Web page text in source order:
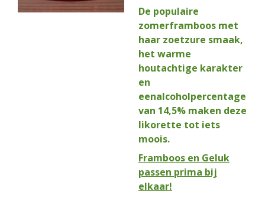
De populaire
zomerframboos met
haar zoetzure smaak,
het warme
houtachtige karakter
en
eenalcoholpercentage
van 14,5% maken deze
likorette tot iets
moois.
Framboos en Geluk
passen prima bij
elkaar!